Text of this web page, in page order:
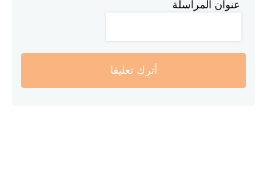
عنوان المراسلة
أترك تعليقا